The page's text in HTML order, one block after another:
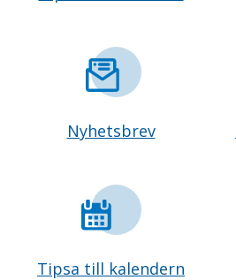
Nyhetsbrev
Tipsa till kalendern